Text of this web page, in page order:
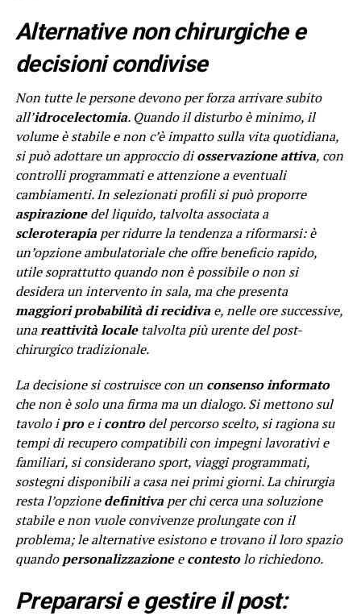
Alternative non chirurgiche e
decisioni condivise
Non tutte le persone devono per forza arrivare subito
all’idrocelectomia. Quando il disturbo è minimo, il
volume è stabile e non c’è impatto sulla vita quotidiana,
si può adottare un approccio diosservazione attiva, con
controlli programmati e attenzione a eventuali
cambiamenti. In selezionati profili si può proporre
aspirazionedel liquido, talvolta associata a
scleroterapiaper ridurre la tendenza a riformarsi: è
un’opzione ambulatoriale che offre beneficio rapido,
utile soprattutto quando non è possibile o non si
desidera un intervento in sala, ma che presenta
maggiori probabilità di recidivae, nelle ore successive,
unareattività localetalvolta più urente del post-
chirurgico tradizionale.
La decisione si costruisce con un consenso informato
che non è solo una firma ma un dialogo. Si mettono sul
tavolo iproe icontrodel percorso scelto, si ragiona su
tempi di recupero compatibili con impegni lavorativi e
familiari, si considerano sport, viaggi programmati,
sostegni disponibili a casa nei primi giorni. La chirurgia
resta l’opzionedefinitivaper chi cerca una soluzione
stabile e non vuole convivenze prolungate con il
problema; le alternative esistono e trovano il loro spazio
quandopersonalizzazioneecontestolo richiedono.
Prepararsi e gestire il post: